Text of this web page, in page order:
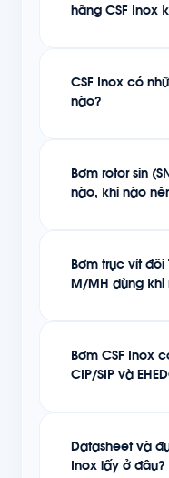
hãng CSF Inox
CSF Inox có
nào?
Bơm rotor sin
nào, khi nào
Bơm trục vít đôi
M/MH dùng khi
Bơm CSF Inox
CIP/SIP và
Datasheet và
Inox lấy ở đâu?